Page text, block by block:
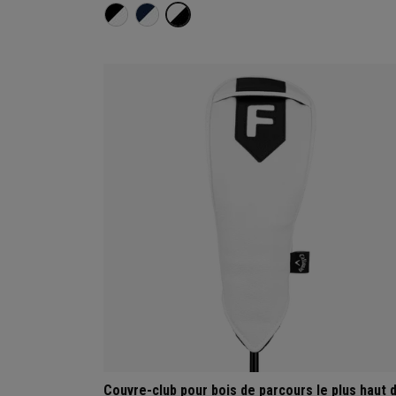
Couvre-club pour bois de parcours le plus haut